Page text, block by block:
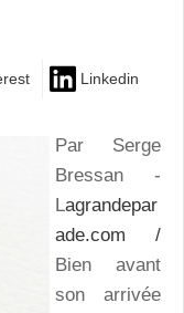
Linkedin
Par Serge
Bressan -
Lagrandepar
ade.com /
Bien avant
son arrivée